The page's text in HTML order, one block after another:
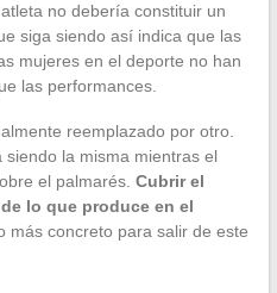
no debería constituir un
siga siendo así indica que las
mujeres en el deporte no han
las performances.
reemplazado por otro.
la misma mientras el
el palmarés. Cubrir el
lo que produce en el
más concreto para salir de este